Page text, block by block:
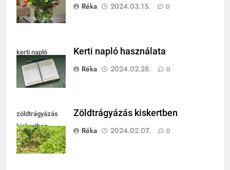
Réka
2024.03.15. 0
kerti napló
Kerti napló használata
Réka
2024.02.28. 0
zöldtrágyázás
kiskertben
Zöldtrágyázás kiskertben
Réka
2024.02.07. 0